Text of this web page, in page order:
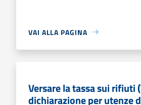
VAI ALLA PAGINA
Versare la tassa sui rifiuti
dichiarazione per utenze